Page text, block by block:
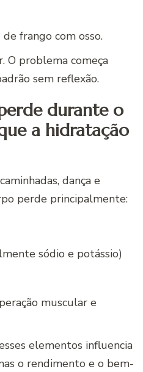
de frango com osso.
O problema começa
sem reflexão.
durante o
a hidratação
dança e
perde principalmente:
sódio e potássio)
muscular e
elementos influencia
o rendimento e o bem-